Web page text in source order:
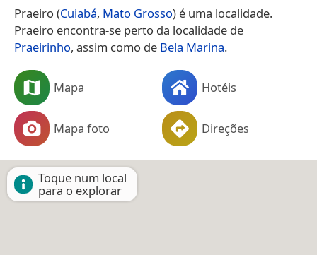
Praeiro (Cuiabá, Mato Grosso) é uma localidade.
Praeiro encontra-se perto da localidade de
Praeirinho, assim como de Bela Marina.
Mapa Hotéis
Mapa foto Direções
Toque num local
para o explorar